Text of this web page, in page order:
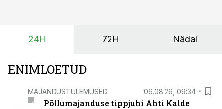
on suurim ning iga töötund on oluline.
24H 72H Nädal
ENIMLOETUD
MAJANDUSTULEMUSED 06.08.26, 09:34
Põllumajanduse tippjuhi Ahti Kalde